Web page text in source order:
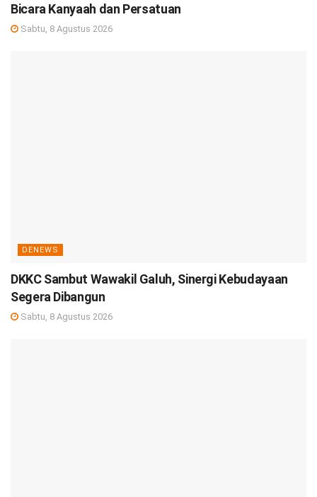
Bicara Kanyaah dan Persatuan
Sabtu, 8 Agustus 2026
DENEWS
DKKC Sambut Wawakil Galuh, Sinergi Kebudayaan
Segera Dibangun
Sabtu, 8 Agustus 2026